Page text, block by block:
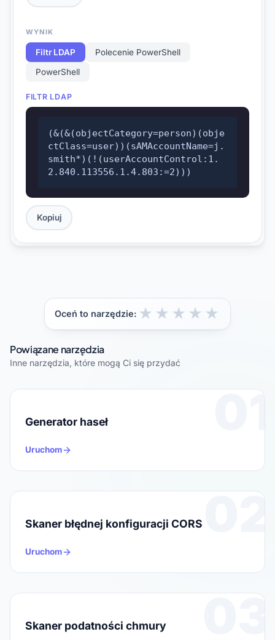
WYNIK
Filtr LDAP
Polecenie PowerShell
PowerShell
FILTR LDAP
(&(&(objectCategory=person)(obje
ctClass=user))(sAMAccountName=j.
smith*)(!(userAccountControl:1.
2.840.113556.1.4.803:=2)))
Kopiuj
Oceń to narzędzie: ★
★
★
★
★
Powiązane narzędzia
Inne narzędzia, które mogą Ci się przydać
01
Generator haseł
Uruchom
02
Skaner błędnej konfiguracji CORS
Uruchom
03
Skaner podatności chmury